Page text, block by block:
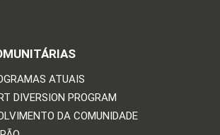
ATUAIS
DIVERSION PROGRAM
DA COMUNIDADE